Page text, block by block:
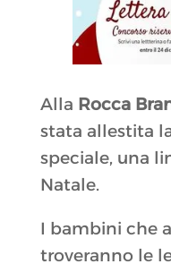
Alla Rocca
stata allestita
speciale, una
Natale.
I bambini che
troveranno le